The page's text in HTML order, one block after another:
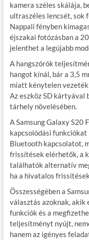
kamera széles skálája,
ultraszéles lencsét,
Nappali fényben
éjszakai fotózásban a
jelenthet a legújabb
A hangszórók
hangot kínál, bár a 3,5
miatt kénytelen
Az eszköz SD kártyával
tárhely növelésében.
A Samsung Galaxy S20
kapcsolódási funkciókat
Bluetooth kapcsolatot,
frissítések elérhetők, a
találhatók alternatív
ha a hivatalos
Összességében a
választás azoknak, akik
funkciók és a
teljesítményt nyújt,
hanem az igényes